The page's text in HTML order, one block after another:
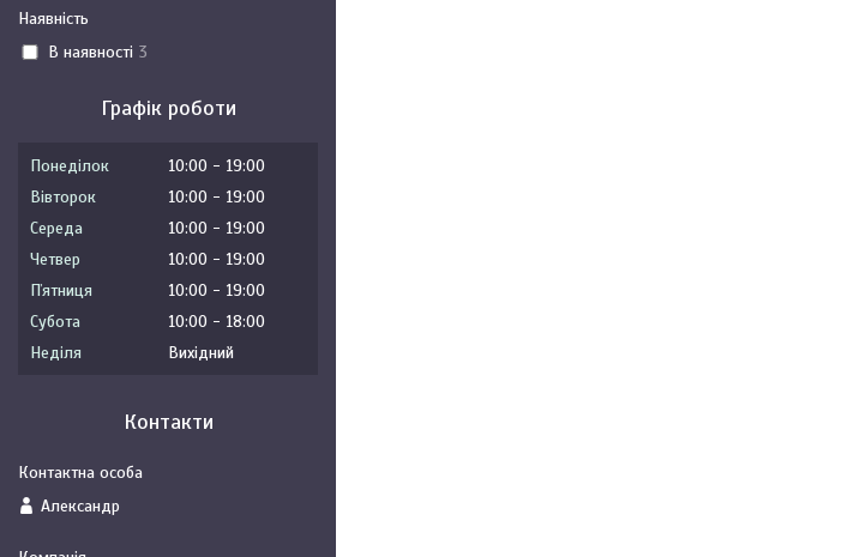
Наявність
В наявності 3
Графік роботи
Понеділок 10:00
19:00
Вівторок
10:00
19:00
Середа
10:00
19:00
Четвер
10:00
19:00
Пʼятниця
10:00
19:00
Субота
10:00
18:00
Неділя
Вихідний
Контакти
Александр